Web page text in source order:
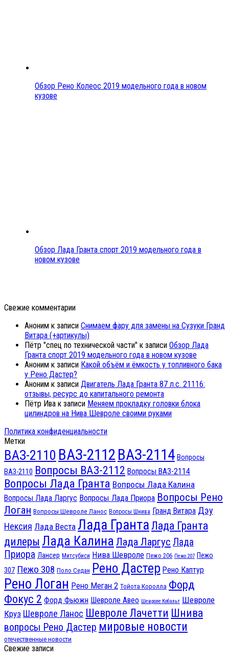
Обзор Рено Колеос 2019 модельного года в новом
кузове
Обзор Лада Гранта спорт 2019 модельного года в
новом кузове
Свежие комментарии
Аноним к записи Снимаем фару для замены на Сузуки Гранд
Витара (+артикулы)
Пётр "спец по технической части" к записи Обзор Лада
Гранта спорт 2019 модельного года в новом кузове
Аноним к записи Какой объём и ёмкость у топливного бака
у Рено Дастер?
Аноним к записи Двигатель Лада Гранта 87 л.с. 21116:
отзывы, ресурс до капитального ремонта
Пётр Ива к записи Меняем прокладку головки блока
цилиндров на Нива Шевроле своими руками
Политика конфиденциальности
Метки
ВАЗ-2110 ВАЗ-2112 ВАЗ-2114 Вопросы
ВАЗ-2110 Вопросы ВАЗ-2112 Вопросы ВАЗ-2114
Вопросы Лада Гранта Вопросы Лада Калина
Вопросы Лада Ларгус Вопросы Лада Приора Вопросы Рено
Логан Вопросы Шевроле Ланос Вопросы Шнива Гранд Витара Дэу
Нексия Лада Веста Лада Гранта Лада Гранта
дилеры Лада Калина Лада Ларгус Лада
Приора Лансер Митсубиси Нива Шевроле Пежо 206 Пежо 207 Пежо
307 Пежо 308 Поло Седан Рено Дастер Рено Каптур
Рено Логан Рено Меган 2 Тойота Королла Форд
Фокус 2 Форд Фьюжн Шевроле Авео Шевроле Кобальт Шевроле
Круз Шевроле Ланос Шевроле Лачетти Шнива
вопросы Рено Дастер мировые новости
отечественные новости
Свежие записи